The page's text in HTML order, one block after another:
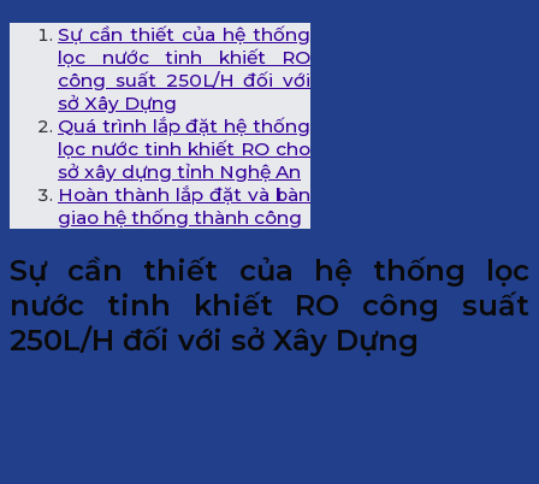
Sự cần thiết của hệ thống
lọc nước tinh khiết RO
công suất 250L/H đối với
sở Xây Dựng
Quá trình lắp đặt hệ thống
lọc nước tinh khiết RO cho
sở xây dựng tỉnh Nghệ An
Hoàn thành lắp đặt và bàn
giao hệ thống thành công
Sự cần thiết của hệ thống lọc
nước tinh khiết RO công suất
250L/H đối với sở Xây Dựng